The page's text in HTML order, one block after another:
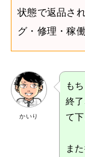
状態で返品さ
グ・修理・稼
かいり
も
終
て下
ま